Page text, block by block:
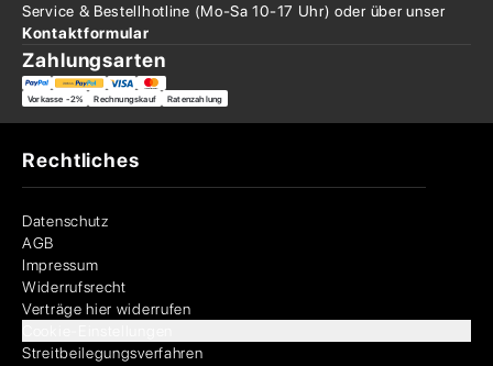
Service & Bestellhotline (Mo-Sa 10-17 Uhr) oder überunser
Kontaktformular
Zahlungsarten
Vorkasse -2% Rechnungskauf Ratenzahlung
Rechtliches
Datenschutz
AGB
Impressum
Widerrufsrecht
Verträge hier widerrufen
Streitbeilegungsverfahren